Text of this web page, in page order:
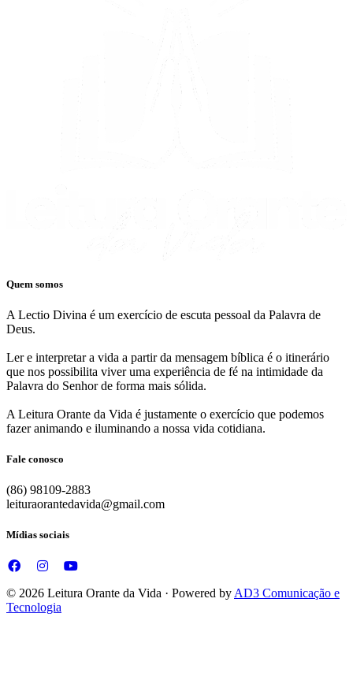
Quem somos
A Lectio Divina é um exercício de escuta pessoal da Palavra de
Deus.
Ler e interpretar a vida a partir da mensagem bíblica é o itinerário
que nos possibilita viver uma experiência de fé na intimidade da
Palavra do Senhor de forma mais sólida.
A Leitura Orante da Vida é justamente o exercício que podemos
fazer animando e iluminando a nossa vida cotidiana.
Fale conosco
(86) 98109-2883
leituraorantedavida@gmail.com
Mídias sociais
© 2026 Leitura Orante da Vida · Powered by AD3 Comunicação e
Tecnologia